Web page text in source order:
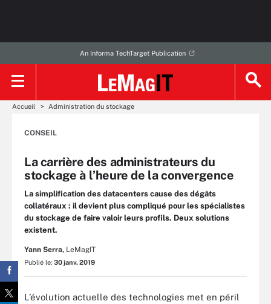
An Informa TechTarget Publication
Accueil Administration du stockage
CONSEIL
La carrière des administrateurs du
stockage à l’heure de la convergence
La simplification des datacenters cause des dégâts
collatéraux : il devient plus compliqué pour les spécialistes
du stockage de faire valoir leurs profils. Deux solutions
existent.
Yann Serra, LeMagIT
Publié le: 30 janv. 2019
L’évolution actuelle des technologies met en péril